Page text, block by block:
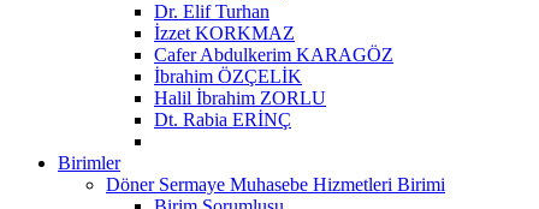
Dr. Elif Turhan
İzzet KORKMAZ
Cafer Abdulkerim KARAGÖZ
İbrahim ÖZÇELİK
Halil İbrahim ZORLU
Dt. Rabia ERİNÇ
Birimler
Döner Sermaye Muhasebe Hizmetleri Birimi